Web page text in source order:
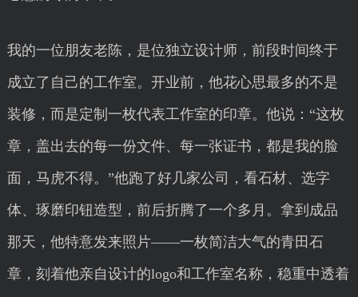
我的一位朋友老陈，是位独立设计师，前段时间终于
成立了自己的工作室。开业前，他花心思最多的不是
装修，而是定制一枚代表工作室的印章。他说：“这枚
章，盖出去的每一份文件、每一张证书，都是我的脸
面，马虎不得。”他跑了好几家公司，看石材、选字
体、琢磨印钮造型，前后折腾了一个多月。拿到成品
那天，他特意发来照片——一枚简洁大气的青田石
章，刻着他亲自设计的logo和工作室名称，稳重中透着